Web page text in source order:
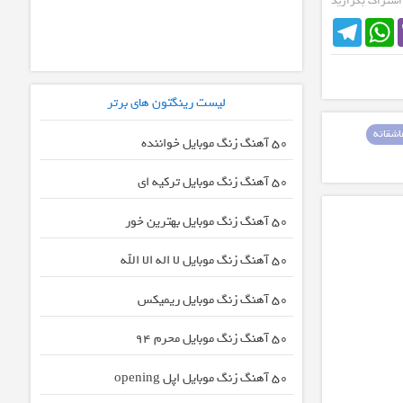
TelegramWhatsApp
لیست رینگتون های برتر
50 آهنگ زنگ موبایل خواننده
50 آهنگ زنگ موبایل ترکیه ای
50 آهنگ زنگ موبایل بهترین خور
50 آهنگ زنگ موبایل لا اله الا الله
50 آهنگ زنگ موبایل ریمیکس
50 آهنگ زنگ موبایل محرم 94
50 آهنگ زنگ موبایل اپل opening